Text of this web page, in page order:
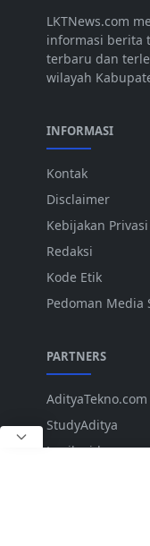
LKTNews.com
informasi berita
terbaru dan
wilayah
INFORMASI
Kontak
Disclaimer
Kebijakan Privasi
Redaksi
Kode Etik
Pedoman Media
PARTNERS
AdityaTekno.com
StudyAditya
Lepiku.id